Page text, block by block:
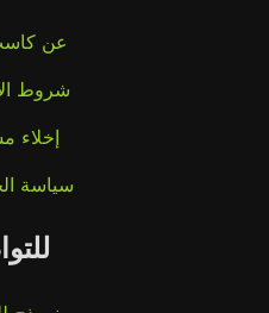
عن
شروط
إخلاء
سياسة